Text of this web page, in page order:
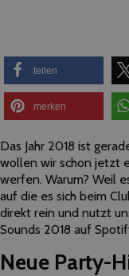
teilen
merken
Das Jahr 2018 ist
wollen wir schon jetzt
werfen. Warum? Weil
auf die es sich beim
direkt rein und nutzt
Sounds 2018 auf
Neue Party-